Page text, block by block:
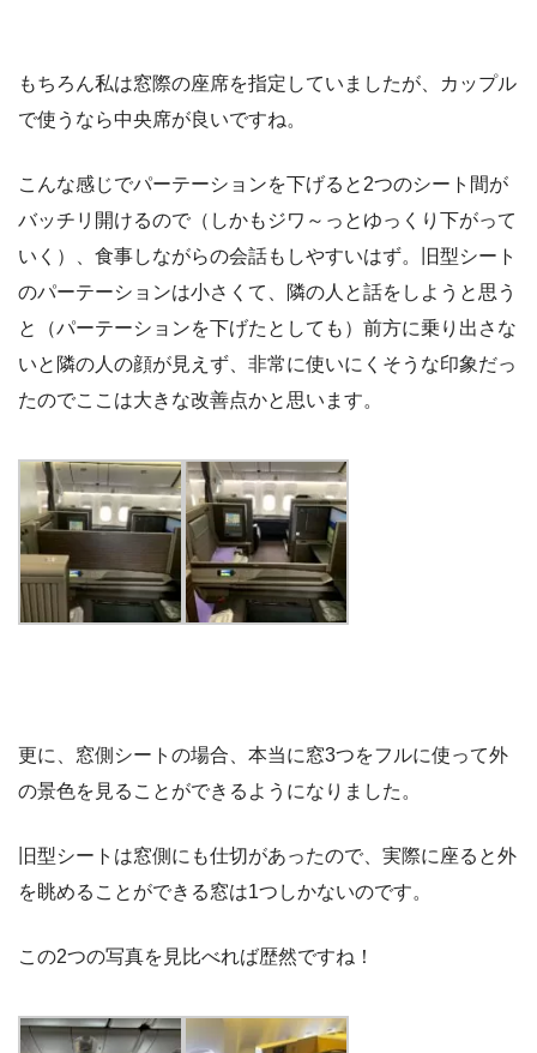
もちろん私は窓際の座席を指定していましたが、カップル
で使うなら中央席が良いですね。
こんな感じでパーテーションを下げると2つのシート間が
バッチリ開けるので（しかもジワ～っとゆっくり下がって
いく）、食事しながらの会話もしやすいはず。旧型シート
のパーテーションは小さくて、隣の人と話をしようと思う
と（パーテーションを下げたとしても）前方に乗り出さな
いと隣の人の顔が見えず、非常に使いにくそうな印象だっ
たのでここは大きな改善点かと思います。
更に、窓側シートの場合、本当に窓3つをフルに使って外
の景色を見ることができるようになりました。
旧型シートは窓側にも仕切があったので、実際に座ると外
を眺めることができる窓は1つしかないのです。
この2つの写真を見比べれば歴然ですね！